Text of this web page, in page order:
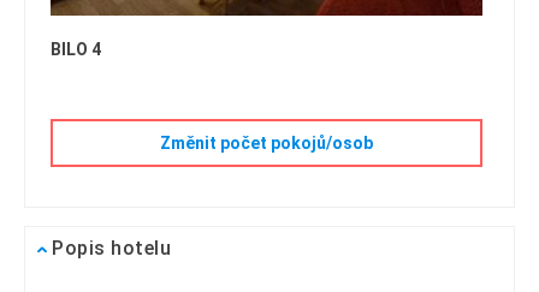
BILO 4
Změnit počet pokojů/osob
Popis hotelu